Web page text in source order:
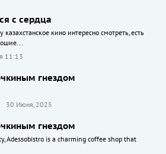
с сердца
кино интересно смотреть, есть
11:13
гнездом
30 Июня, 2025
гнездом
Adessobistro is a charming coffee shop that